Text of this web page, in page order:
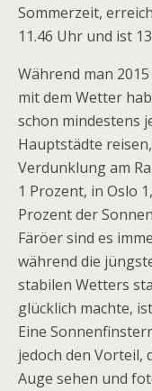
Sommerzeit,
11.46 Uhr und ist
Während man
mit dem Wetter
schon mindestens
Hauptstädte
Verdunklung am
1 Prozent, in Oslo
Prozent der
Färöer sind es
während die
stabilen Wetters
glücklich machte,
Eine
jedoch den Vorteil,
Auge sehen und